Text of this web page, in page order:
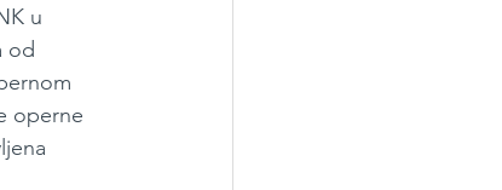
u
od
operne